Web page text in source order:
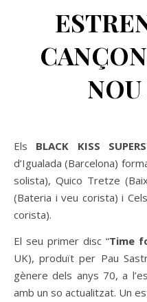
Els BLACK KISS
d’Igualada (Barcelona)
solista), Quico Tretze
(Bateria i veu corista) i
corista).
El seu primer disc “Time
UK), produït per Pau
gènere dels anys 70, a
amb un so actualitzat. Un